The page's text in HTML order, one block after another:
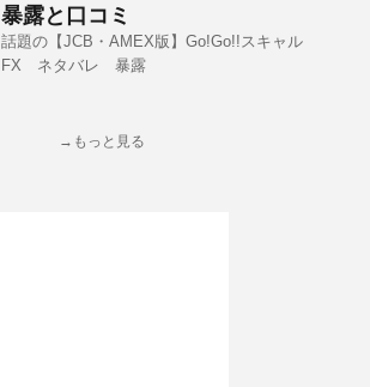
暴露と口コミ
話題の【JCB・AMEX版】Go!Go!!スキャル
FX ネタバレ 暴露
→もっと見る